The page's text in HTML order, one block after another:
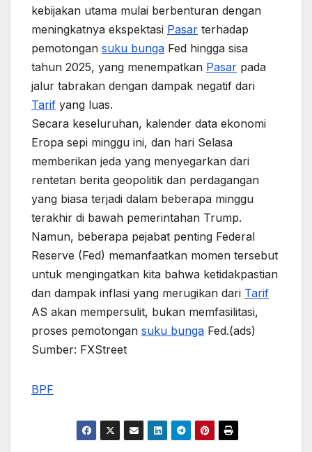
kebijakan utama mulai berbenturan dengan
meningkatnya ekspektasi Pasar terhadap
pemotongan suku bunga Fed hingga sisa
tahun 2025, yang menempatkan Pasar pada
jalur tabrakan dengan dampak negatif dari
Tarif yang luas.
Secara keseluruhan, kalender data ekonomi
Eropa sepi minggu ini, dan hari Selasa
memberikan jeda yang menyegarkan dari
rentetan berita geopolitik dan perdagangan
yang biasa terjadi dalam beberapa minggu
terakhir di bawah pemerintahan Trump.
Namun, beberapa pejabat penting Federal
Reserve (Fed) memanfaatkan momen tersebut
untuk mengingatkan kita bahwa ketidakpastian
dan dampak inflasi yang merugikan dari Tarif
AS akan mempersulit, bukan memfasilitasi,
proses pemotongan suku bunga Fed.(ads)
Sumber: FXStreet
BPF